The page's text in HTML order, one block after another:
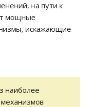
на пути к
мощные
искажающие
наиболее